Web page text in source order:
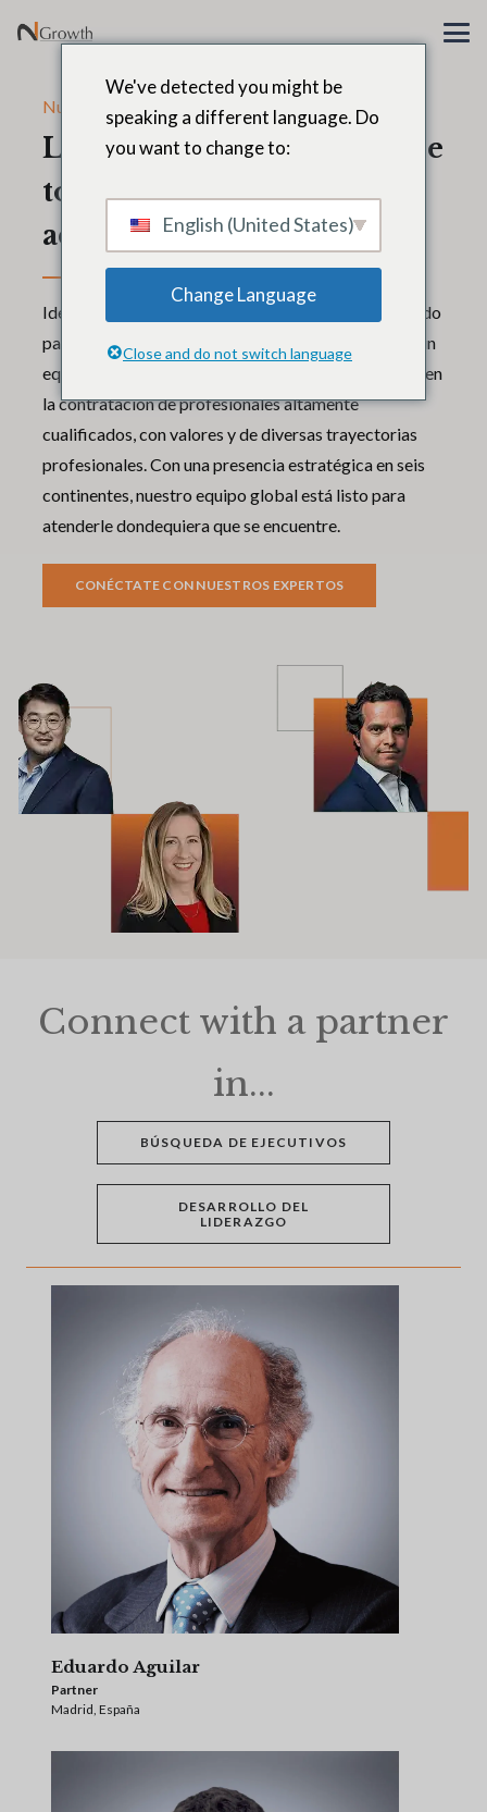
Nuestro equipo global
Las personas son el alma de
toda empresa.
activo más importante
Identificar, atraer y retener al mejor talento del mundo
para nuestros clientes comienza con la creación de un
equipo propio excepcional. Invertimos activamente en
la contratación de profesionales altamente
cualificados, con valores y de diversas trayectorias
profesionales. Con una presencia estratégica en seis
continentes, nuestro equipo global está listo para
atenderle dondequiera que se encuentre.
CONÉCTATE CON NUESTROS EXPERTOS
Connect with a partner
in...
BÚSQUEDA DE EJECUTIVOS
DESARROLLO DEL
LIDERAZGO
Eduardo Aguilar
Partner
Madrid, España
We've detected you might be
speaking a different language. Do
you want to change to:
English (United States)
Change Language
Close and do not switch language